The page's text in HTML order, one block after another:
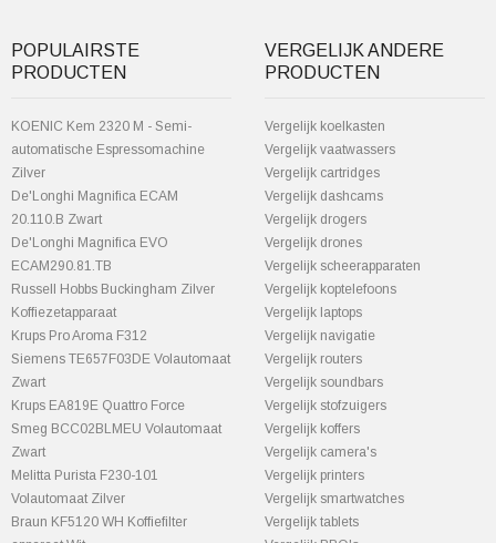
POPULAIRSTE
PRODUCTEN
KOENIC Kem 2320 M - Semi-
automatische Espressomachine
Zilver
De'Longhi Magnifica ECAM
20.110.B Zwart
De'Longhi Magnifica EVO
ECAM290.81.TB
Russell Hobbs Buckingham Zilver
Koffiezetapparaat
Krups Pro Aroma F312
Siemens TE657F03DE Volautomaat
Zwart
Krups EA819E Quattro Force
Smeg BCC02BLMEU Volautomaat
Zwart
Melitta Purista F230-101
Volautomaat Zilver
Braun KF5120 WH Koffiefilter
VERGELIJK ANDERE
PRODUCTEN
Vergelijk koelkasten
Vergelijk vaatwassers
Vergelijk cartridges
Vergelijk dashcams
Vergelijk drogers
Vergelijk drones
Vergelijk scheerapparaten
Vergelijk koptelefoons
Vergelijk laptops
Vergelijk navigatie
Vergelijk routers
Vergelijk soundbars
Vergelijk stofzuigers
Vergelijk koffers
Vergelijk camera's
Vergelijk printers
Vergelijk smartwatches
Vergelijk tablets